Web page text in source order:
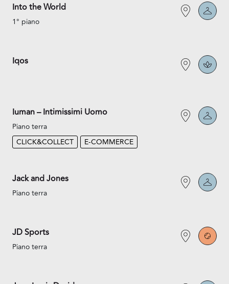
Into the World
1° piano
Iqos
Iuman – Intimissimi Uomo
Piano terra
CLICK&COLLECT
E-COMMERCE
Jack and Jones
Piano terra
JD Sports
Piano terra